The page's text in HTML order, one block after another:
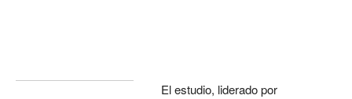
El estudio, liderado por